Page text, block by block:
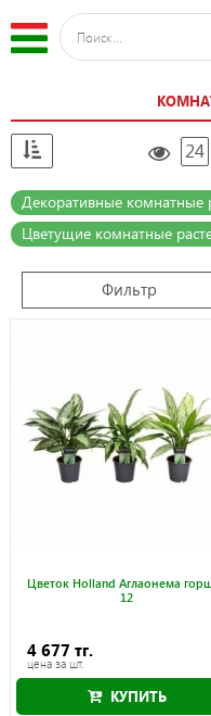
24
Декоративные комнатные
Цветущие комнатные
Фильтр
Цветок Holland Аглаонема
12
4 677 тг.
цена за шт.
КУПИТЬ